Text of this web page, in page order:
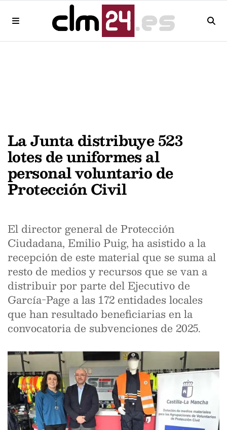
La Junta distribuye 523
lotes de uniformes al
personal voluntario de
Protección Civil
El director general de Protección
Ciudadana, Emilio Puig, ha asistido a la
recepción de este material que se suma al
resto de medios y recursos que se van a
distribuir por parte del Ejecutivo de
García-Page a las 172 entidades locales
que han resultado beneficiarias en la
convocatoria de subvenciones de 2025.